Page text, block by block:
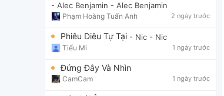
- Alec Benjamin - Alec Benjamin
Phạm Hoàng Tuấn Anh 2 ngày trước
Phiêu Diêu Tự Tại - Nic - Nic
Tiểu Mi 1 ngày trước
Đứng Đây Và Nhìn
CamCam 1 ngày trước